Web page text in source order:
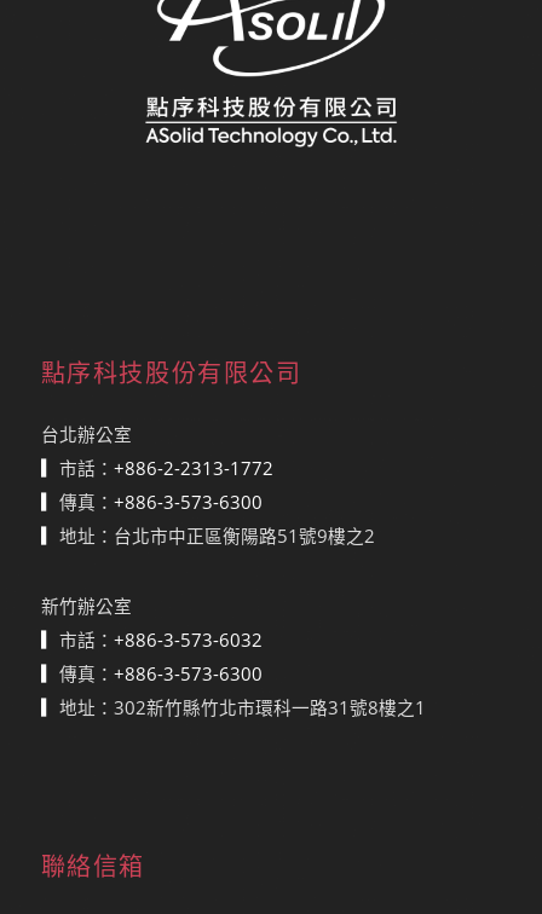
點序科技股份有限公司
台北辦公室
▎ 市話： +886-2-2313-1772
▎ 傳真： +886-3-573-6300
▎ 地址：台北市中正區衡陽路51號9樓之2
新竹辦公室
▎ 市話： +886-3-573-6032
▎ 傳真： +886-3-573-6300
▎ 地址：302新竹縣竹北市環科一路31號8樓之1
聯絡信箱